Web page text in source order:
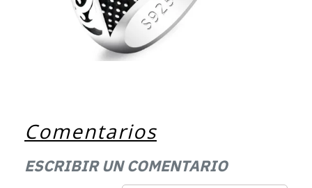
Comentarios
ESCRIBIR UN COMENTARIO